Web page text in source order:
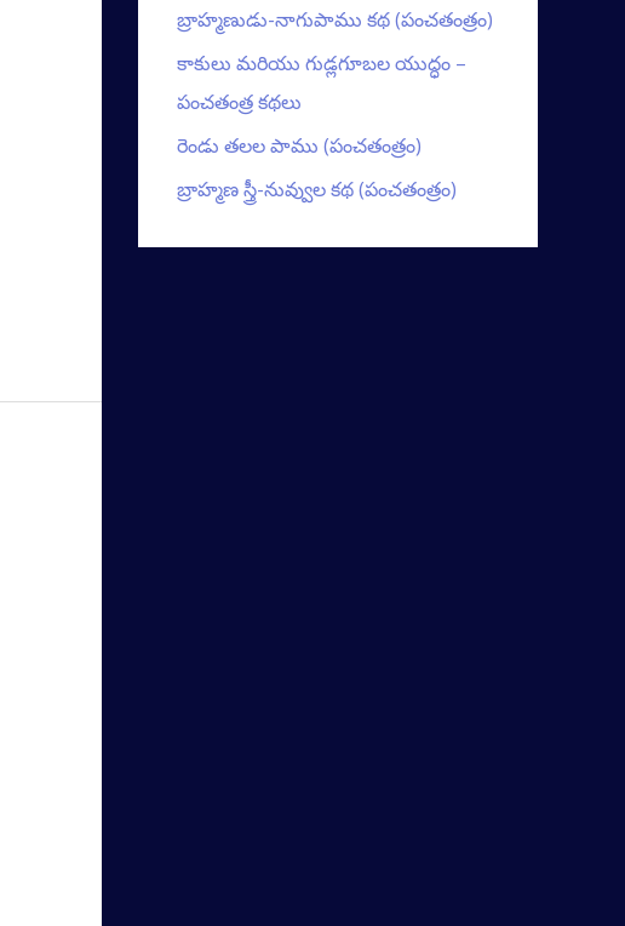
బ్రాహ్మణుడు-నాగుపాము కథ (పంచతంత్రం)
కాకులు మరియు గుడ్లగూబల యుద్ధం –
పంచతంత్ర కథలు
రెండు తలల పాము (పంచతంత్రం)
బ్రాహ్మణ స్త్రీ-నువ్వుల కథ (పంచతంత్రం)